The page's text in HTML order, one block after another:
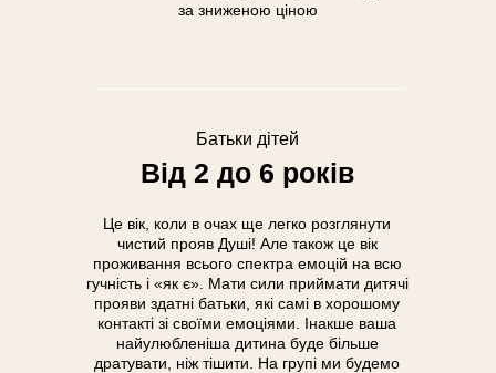
за зниженою ціною
Батьки дітей
Від 2 до 6 років
Це вік, коли в очах ще легко розглянути
чистий прояв Душі! Але також це вік
проживання всього спектра емоцій на всю
гучність і «як є». Мати сили приймати дитячі
прояви здатні батьки, які самі в хорошому
контакті зі своїми емоціями. Інакше ваша
найулюбленіша дитина буде більше
дратувати, ніж тішити. На групі ми будемо